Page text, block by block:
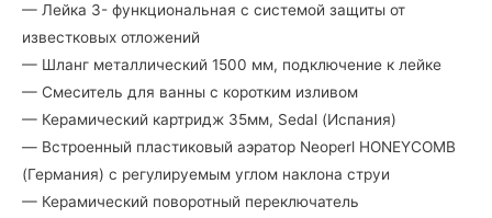
— Лейка 3- функциональная с системой защиты от
известковых отложений
— Шланг металлический 1500 мм, подключение к лейке
— Смеситель для ванны с коротким изливом
— Керамический картридж 35мм, Sedal (Испания)
— Встроенный пластиковый аэратор Neoperl HONEYCOMB
(Германия) с регулируемым углом наклона струи
— Керамический поворотный переключатель